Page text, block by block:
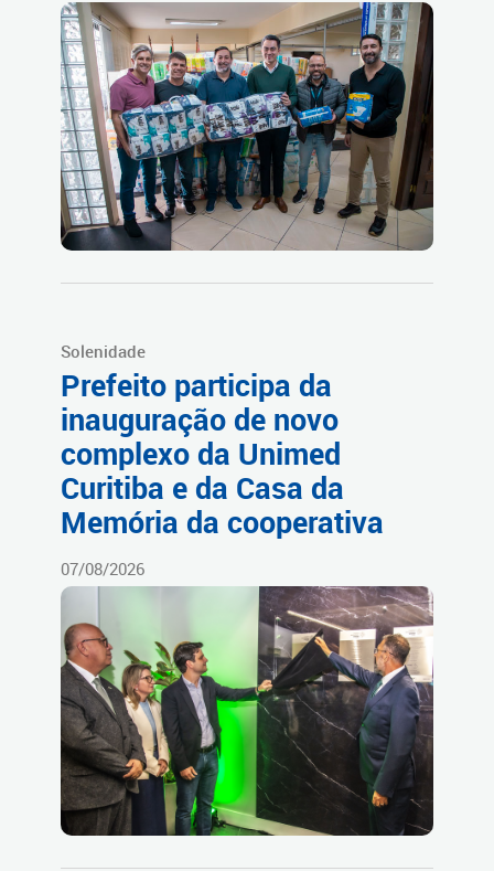
Solenidade
Prefeito participa da
inauguração de novo
complexo da Unimed
Curitiba e da Casa da
Memória da cooperativa
07/08/2026